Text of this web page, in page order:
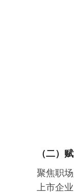
（二）
聚焦职
上市企